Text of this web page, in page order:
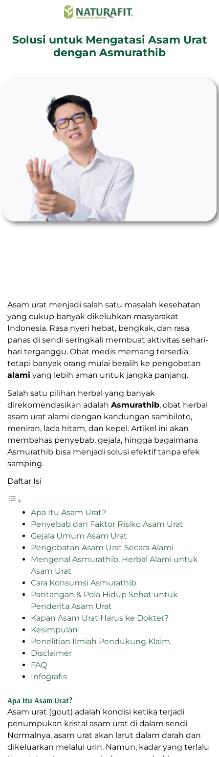
Solusi untuk Mengatasi Asam Urat
dengan Asmurathib
Asam urat menjadi salah satu masalah kesehatan
yang cukup banyak dikeluhkan masyarakat
Indonesia. Rasa nyeri hebat, bengkak, dan rasa
panas di sendi seringkali membuat aktivitas sehari-
hari terganggu. Obat medis memang tersedia,
tetapi banyak orang mulai beralih ke pengobatan
alami yang lebih aman untuk jangka panjang.
Salah satu pilihan herbal yang banyak
direkomendasikan adalah Asmurathib, obat herbal
asam urat alami dengan kandungan sambiloto,
meniran, lada hitam, dan kepel. Artikel ini akan
membahas penyebab, gejala, hingga bagaimana
Asmurathib bisa menjadi solusi efektif tanpa efek
samping.
Daftar Isi
Apa Itu Asam Urat?
Penyebab dan Faktor Risiko Asam Urat
Gejala Umum Asam Urat
Pengobatan Asam Urat Secara Alami
Mengenal Asmurathib, Herbal Alami untuk
Asam Urat
Cara Konsumsi Asmurathib
Pantangan & Pola Hidup Sehat untuk
Penderita Asam Urat
Kapan Asam Urat Harus ke Dokter?
Kesimpulan
Penelitian Ilmiah Pendukung Klaim
Disclaimer
FAQ
Infografis
Apa Itu Asam Urat?
Asam urat (gout) adalah kondisi ketika terjadi
penumpukan kristal asam urat di dalam sendi.
Normalnya, asam urat akan larut dalam darah dan
dikeluarkan melalui urin. Namun, kadar yang terlalu